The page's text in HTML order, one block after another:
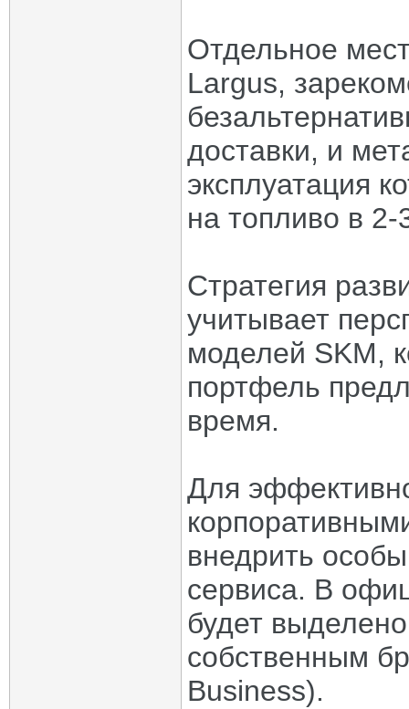
Отдельное
Largus,
доставки, и
эксплуатация
на топливо в 2-
Стратегия
учитывает
моделей SKM,
портфель
время.
Для
внедрить
сервиса. В
будет
собственным
Business).